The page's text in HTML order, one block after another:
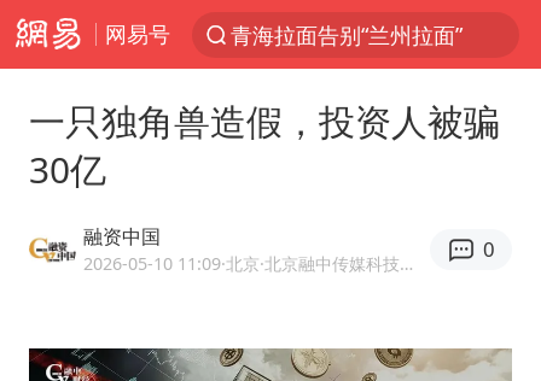
网易号
青海海西州茫崖市发生3.1级地震
巡查组提问 工作人员偷用手机查答案
多地要求领导干部带头休假
一只独角兽造假，投资人被骗
30亿
融资中国
2026-05-10 11:09·北京 ·北京融中传媒科技有限公司官方账号 优质财经领域创作者
0